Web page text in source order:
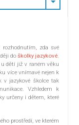
rozhodnutím, zda své
do školky jazykové.
dětí již v raném věku
více vnímavé nejen k
v jazykové školce tak
Vzhledem k
určeny i dětem, které
prostředí, ve kterém